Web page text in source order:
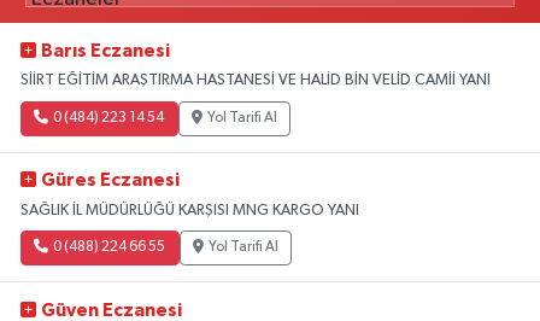
Barıs Eczanesi
SİİRT EĞİTİM ARAŞTIRMA HASTANESİ VE HALİD BİN VELİD CAMİİ YANI
0 (484) 223 14 54 Yol Tarifi Al
Güres Eczanesi
SAĞLIK İL MÜDÜRLÜĞÜ KARŞISI MNG KARGO YANI
0 (488) 224 66 55 Yol Tarifi Al
Güven Eczanesi